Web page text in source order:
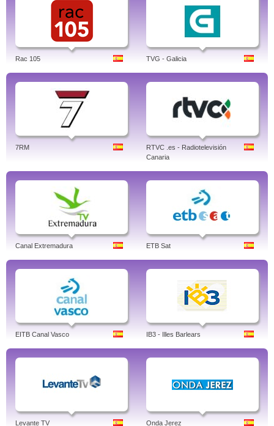
Rac 105 TVG - Galicia
7RM
RTVC .es - Radiotelevisión
Canaria
Canal Extremadura ETB Sat
EITB Canal Vasco IB3 - Illes Barlears
Levante TV Onda Jerez